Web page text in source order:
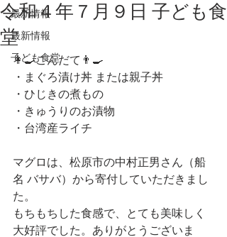
最新情報
最新情報
子ども食堂
令和４年７月９日 子ども食
堂
👩‍🍳こんだて👨‍🍳
・まぐろ漬け丼 または親子丼
・ひじきの煮もの
・きゅうりのお漬物
・台湾産ライチ
マグロは、松原市の中村正男さん（船
名 バサバ）から寄付していただきまし
た。
もちもちした食感で、とても美味しく
大好評でした。ありがとうございま